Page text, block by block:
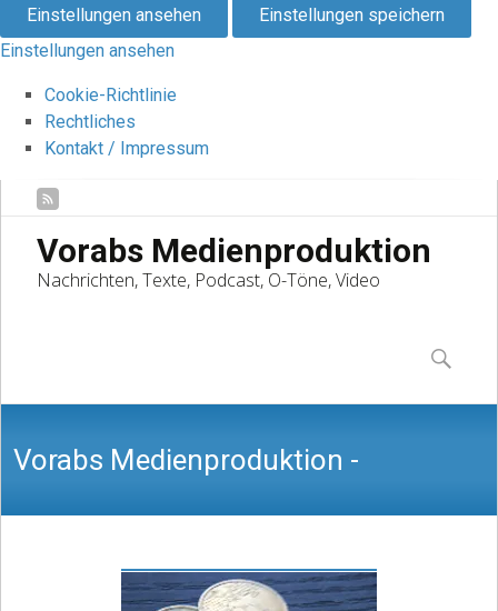
Einstellungen ansehen
Einstellungen speichern
Einstellungen ansehen
Cookie-Richtlinie
Rechtliches
Kontakt / Impressum
Vorabs Medienproduktion
Nachrichten, Texte, Podcast, O-Töne, Video
content
Suchen
nach:
Vorabs Medienproduktion -
Nachrichten, Texte, Podcast, O-Töne,